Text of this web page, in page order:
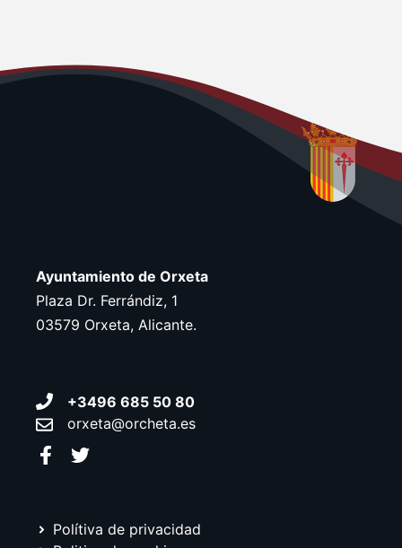
Ayuntamiento de Orxeta
Plaza Dr. Ferrándiz, 1
03579 Orxeta, Alicante.
+3496 685 50 80
orxeta@orcheta.es
Polítiva de privacidad